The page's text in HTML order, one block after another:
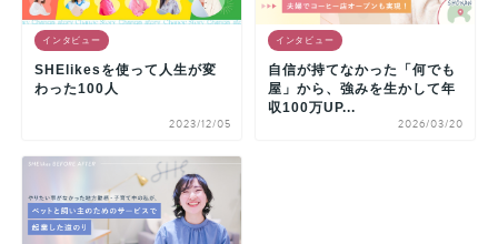
インタビュー
SHElikesを使って人生が変
わった100人
2023/12/05
インタビュー
自信が持てなかった「何でも
屋」から、強みを生かして年
収100万UP...
2026/03/20